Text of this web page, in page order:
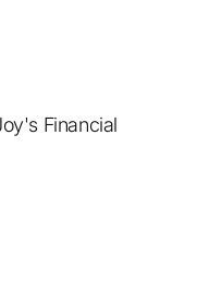
Financial